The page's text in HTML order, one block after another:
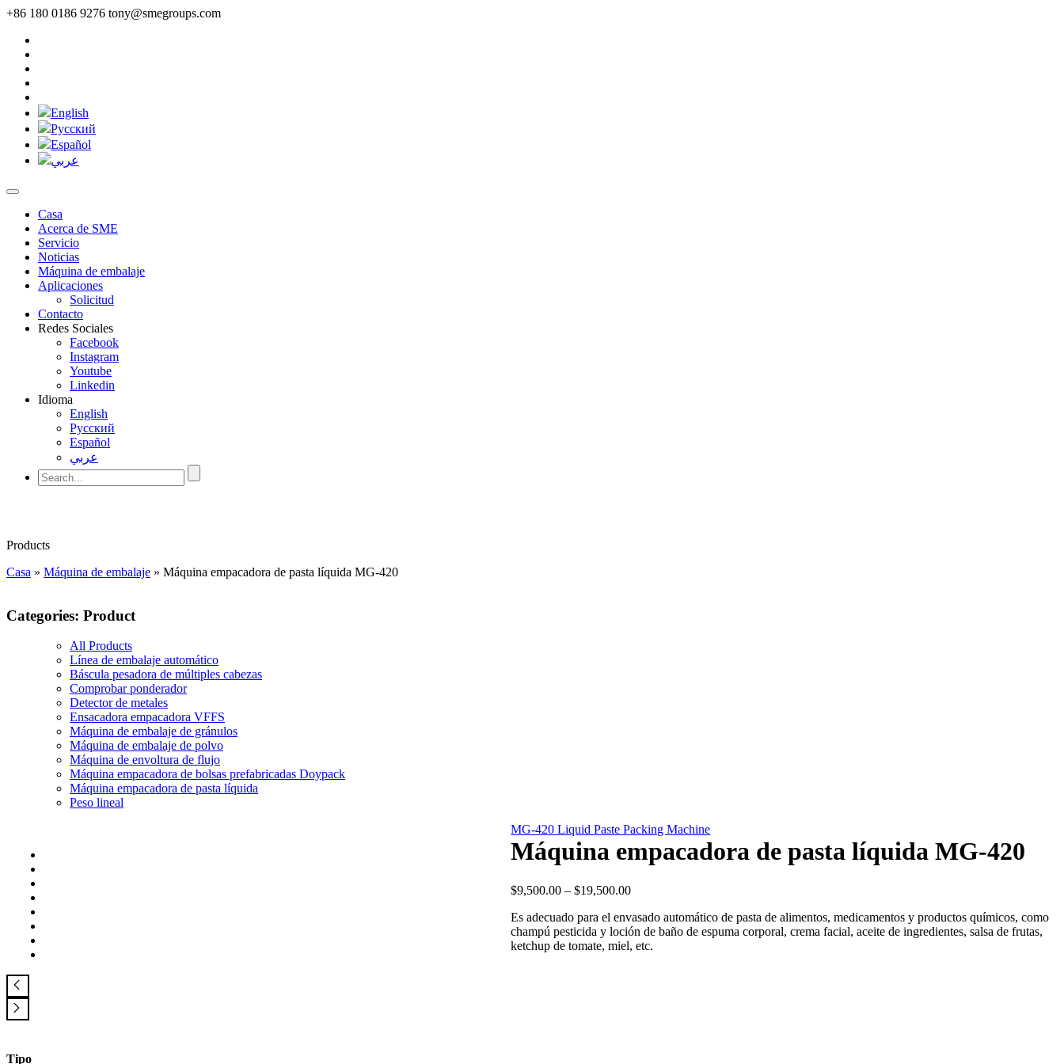
+86 180 0186 9276 tony@smegroups.com
English
Pусский
Español
عربي
Casa
Acerca de SME
Servicio
Noticias
Máquina de embalaje
Aplicaciones
Solicitud
Contacto
Redes Sociales
Facebook
Instagram
Youtube
Linkedin
Idioma
English
Pусский
Español
عربي
Products
Casa » Máquina de embalaje » Máquina empacadora de pasta líquida MG-420
Categories: Product
All Products
Línea de embalaje automático
Báscula pesadora de múltiples cabezas
Comprobar ponderador
Detector de metales
Ensacadora empacadora VFFS
Máquina de embalaje de gránulos
Máquina de embalaje de polvo
Máquina de envoltura de flujo
Máquina empacadora de bolsas prefabricadas Doypack
Máquina empacadora de pasta líquida
Peso lineal
MG-420 Liquid Paste Packing Machine
Máquina empacadora de pasta líquida MG-420
$9,500.00 – $19,500.00Price
$9,500.00
through
$19,500.00
Es adecuado para el envasado automático de pasta de alimentos, medicamentos y productos químicos, como
champú pesticida y loción de baño de espuma corporal, crema facial, aceite de ingredientes, salsa de frutas,
ketchup de tomate, miel, etc.
Tipo